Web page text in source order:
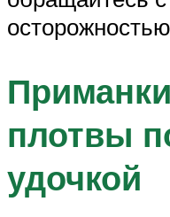
осторожностью
плотвы
удочкой